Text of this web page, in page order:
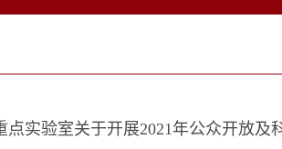
实验室关于开展2021年公众开放及